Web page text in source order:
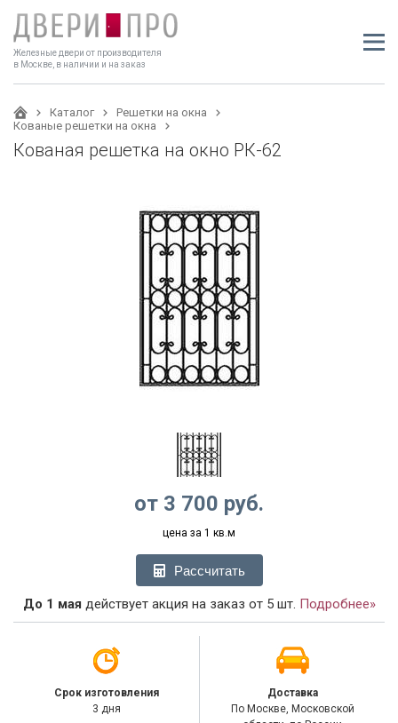
Железные двери от производителя
в Москве, в наличии и на заказ
Каталог
Решетки на окна
Кованые решетки на окна
Кованая решетка на окно РК-62
от 3 700 руб.
цена за 1 кв.м
Рассчитать
До 1 мая действует акция на заказ от 5 шт. Подробнее»
Срок изготовления
3 дня
Доставка
По Москве, Московской